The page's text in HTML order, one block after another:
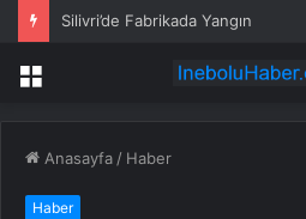
Silivri’de Fabrikada Yangın
Menü
Anasayfa / Haber
Haber